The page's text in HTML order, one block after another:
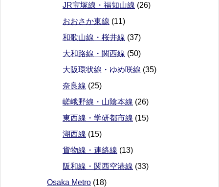
JR宝塚線・福知山線 (26)
おおさか東線 (11)
和歌山線・桜井線 (37)
大和路線・関西線 (50)
大阪環状線・ゆめ咲線 (35)
奈良線 (25)
嵯峨野線・山陰本線 (26)
東西線・学研都市線 (15)
湖西線 (15)
貨物線・連絡線 (13)
阪和線・関西空港線 (33)
Osaka Metro (18)